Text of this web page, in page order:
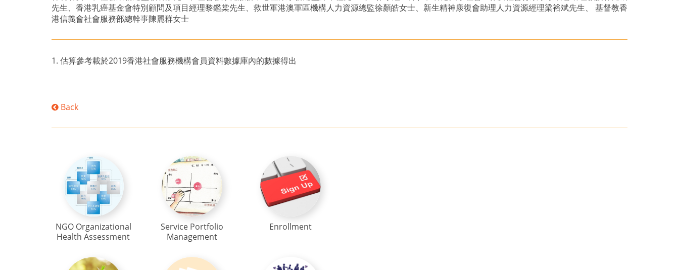
先生、香港乳癌基金會特別顧問及項目經理黎鑑棠先生、救世軍港澳軍區機構人力資源總監徐顏皓女士、新生精神康復會助理人力資源經理梁裕斌先生、 基督教香
港信義會社會服務部總幹事陳麗群女士
1. 估算參考載於2019香港社會服務機構會員資料數據庫內的數據得出
Back
NGO Organizational
Health Assessment
Service Portfolio
Management
Enrollment